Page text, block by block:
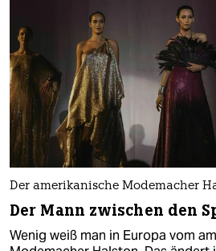
Der amerikanische Modemacher
Der Mann zwischen den
Wenig weiß man in Europa vom